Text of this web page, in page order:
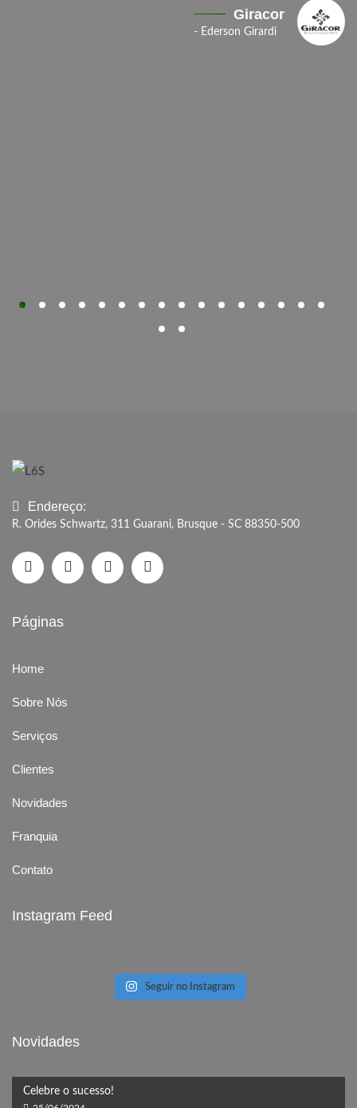
Giracor
- Ederson Girardi
Endereço:
R. Orides Schwartz, 311 Guarani, Brusque - SC 88350-500
Páginas
Home
Sobre Nós
Serviços
Clientes
Novidades
Franquia
Contato
Instagram Feed
Seguir no Instagram
Novidades
Celebre o sucesso!